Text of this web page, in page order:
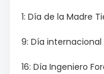
1: Día de la Madre
9: Día internacional
16: Día Ingeniero